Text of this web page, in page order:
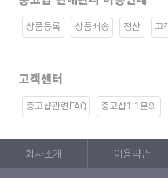
상품등록 상품배송 정산 고
고객센터
중고샵관련FAQ 중고샵1:1문의
회사소개 이용약관